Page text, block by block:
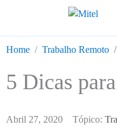
Home Trabalho Remoto
5 Dicas
Abril 27, 2020 Tópico: